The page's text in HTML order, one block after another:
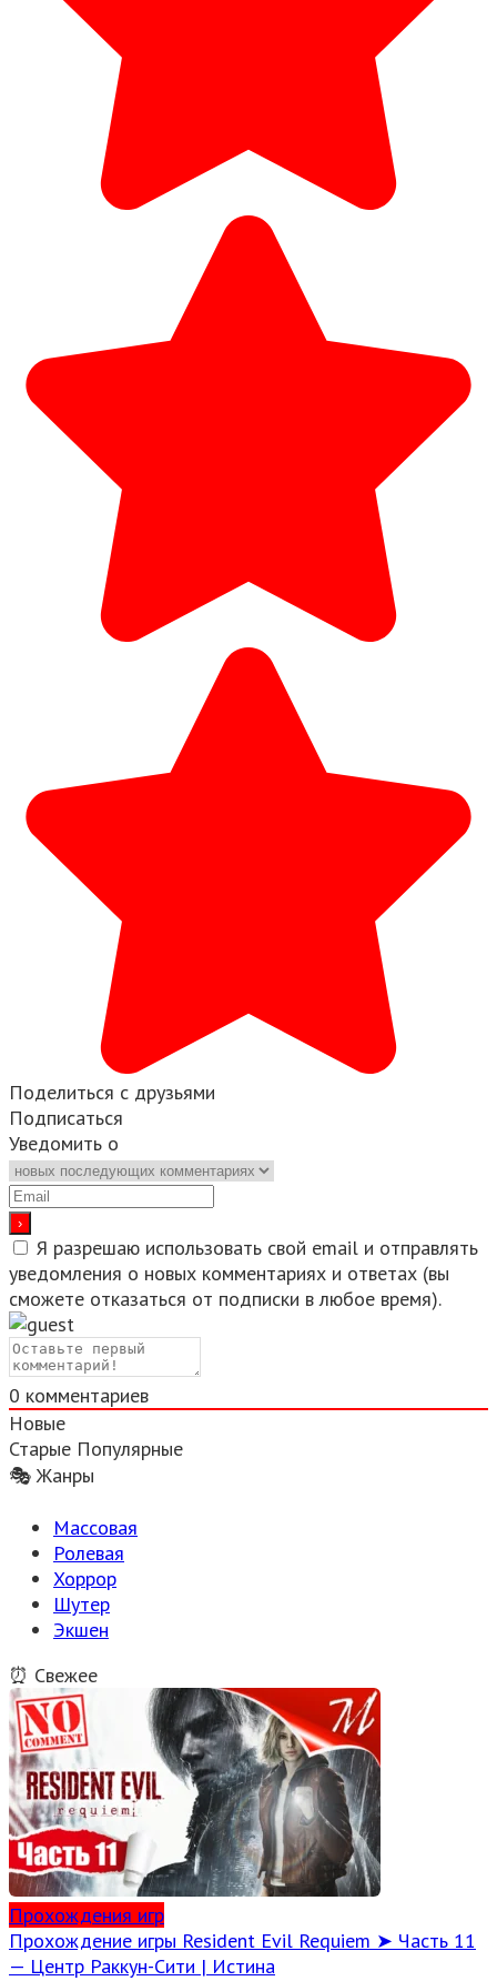
Поделиться с друзьями
Подписаться
Уведомить о
Я разрешаю использовать свой email и отправлять
уведомления о новых комментариях и ответах (вы
cможете отказаться от подписки в любое время).
0 комментариев
Новые
Старые Популярные
🎭 Жанры
Массовая
Ролевая
Хоррор
Шутер
Экшен
⏰ Свежее
Прохождения игр
Прохождение игры Resident Evil Requiem ➤ Часть 11
— Центр Раккун-Сити | Истина